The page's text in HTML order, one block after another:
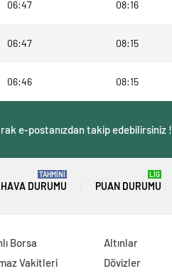
06:47 08:16
06:47 08:15
06:46 08:15
e-postanızdan takip edebilirsiniz !
HAVA DURUMU
TAHMİNİ
PUAN DURUMU
LİG
Borsa
Vakitleri
Altınlar
Dövizler